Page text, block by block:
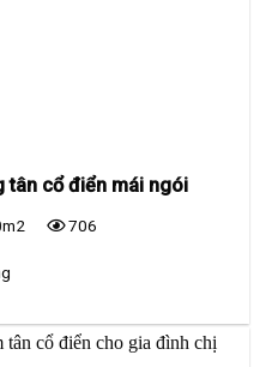
tân cổ điển mái ngói
706